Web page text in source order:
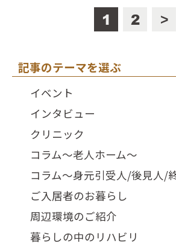
1 2 >
記事のテーマを選ぶ
イベント
インタビュー
クリニック
コラム～老人ホーム～
コラム～身元引受人/後見人/
ご入居者のお暮らし
周辺環境のご紹介
暮らしの中のリハビリ